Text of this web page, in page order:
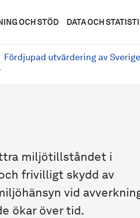
OCH STÖD DATA OCH
Fördjupad utvärdering av
miljötillståndet i
frivilligt skydd av
vid
ökar över tid.